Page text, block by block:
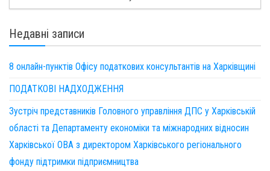
Недавні записи
8 онлайн-пунктів Офісу податкових консультантів на Харківщині
ПОДАТКОВІ НАДХОДЖЕННЯ
Зустріч представників Головного управління ДПС у Харківській
області та Департаменту економіки та міжнародних відносин
Харківської ОВА з директором Харківського регіонального
фонду підтримки підприємництва